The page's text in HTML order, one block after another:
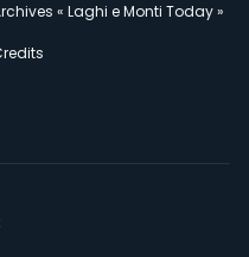
« Laghi e Monti Today »